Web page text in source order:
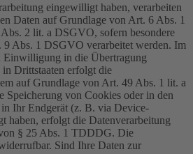
eingewilligt haben, verarbeiten
Daten auf Grundlage von Art. 6 Abs. 1
2 lit. a DSGVO, sofern besondere
9 Abs. 1 DSGVO verarbeitet werden. Im
Einwilligung in die Übertragung
in Drittstaaten erfolgt die
auf Grundlage von Art. 49 Abs. 1 lit. a
Speicherung von Cookies oder in den
Ihr Endgerät (z. B. via Device-
haben, erfolgt die Datenverarbeitung
§ 25 Abs. 1 TDDDG. Die
Sind Ihre Daten zur